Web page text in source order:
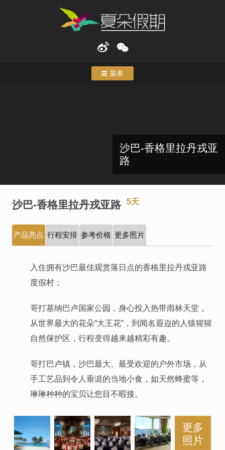
菜单
关于我们
沙巴-香格里拉丹戎亚
路
沙巴-香格里拉丹戎亚路 5天
产品亮点 行程安排 参考价格 更多照片
入住拥有沙巴最佳观赏落日点的香格里拉丹戎亚路
度假村；
哥打基纳巴卢国家公园，身心投入热带雨林天堂，
从世界最大的花朵“大王花”，到闻名遐迩的人猿猩猩
自然保护区，行程变得越来越精彩有趣。
哥打巴卢镇，沙巴最大、最受欢迎的户外市场，从
手工艺品到令人垂涏的当地小食，如天然蜂蜜等，
琳琳种种的宝贝让您目不暇接。
更多
照片